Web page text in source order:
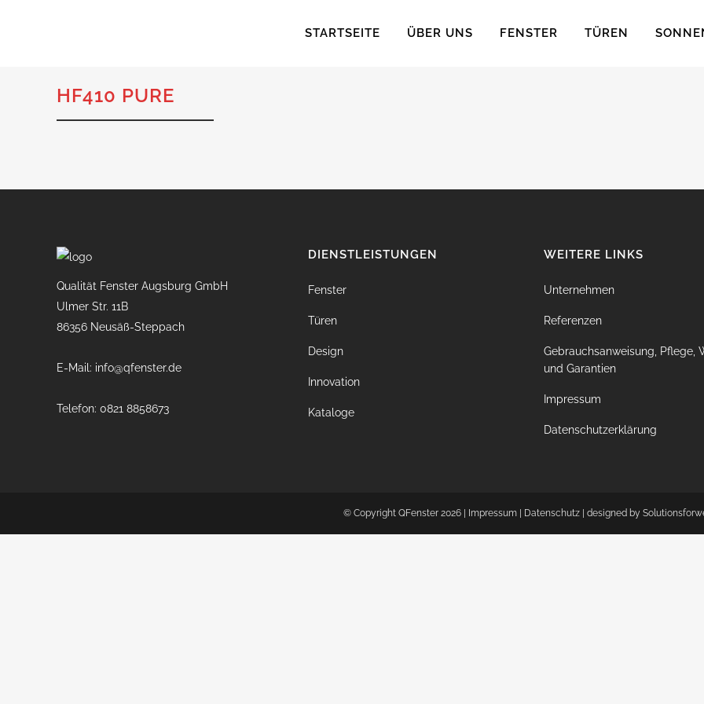
STARTSEITE ÜBER UNS FENSTER TÜREN
HF410 PURE
Qualität Fenster Augsburg GmbH
Ulmer Str. 11B
86356 Neusäß-Steppach
E-Mail: info@qfenster.de
Telefon: 0821 8858673
DIENSTLEISTUNGEN
Fenster
Türen
Design
Innovation
Kataloge
WEITERE LINKS
Unternehmen
Referenzen
Gebrauchsanweisung, Pflege,
und Garantien
Impressum
Datenschutzerklärung
© Copyright QFenster 2026 | Impressum| Datenschutz| designed by